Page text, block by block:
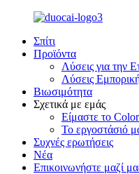
Σπίτι
Προϊόντα
Λύσεις για την
Λύσεις
Βιωσιμότητα
Σχετικά με εμάς
Είμαστε το
Το εργοστάσιό
Συχνές ερωτήσεις
Νέα
Επικοινωνήστε μαζί